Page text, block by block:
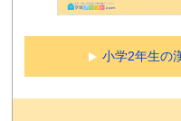
小学2年生の